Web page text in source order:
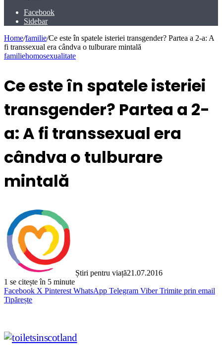
Facebook
Sidebar
Home/familie/Ce este în spatele isteriei transgender? Partea a 2-a: A
fi transsexual era cândva o tulburare mintală
familiehomosexualitate
Ce este în spatele isteriei
transgender? Partea a 2-
a: A fi transsexual era
cândva o tulburare
mintală
Știri pentru viață21.07.2016
1 se citește în 5 minute
Facebook X Pinterest WhatsApp Telegram Viber Trimite prin email
Tipărește